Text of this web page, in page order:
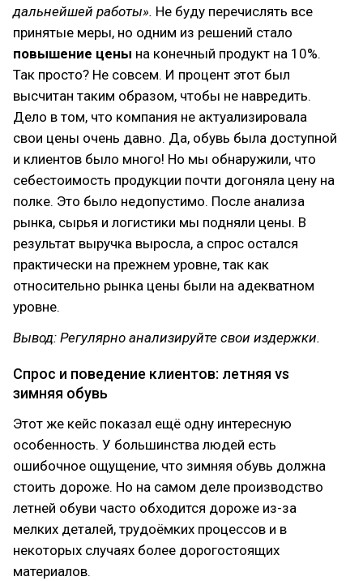
дальнейшей работы». Не буду перечислять все
принятые меры, но одним из решений стало
повышение цены на конечный продукт на 10%.
Так просто? Не совсем. И процент этот был
высчитан таким образом, чтобы не навредить.
Дело в том, что компания не актуализировала
свои цены очень давно. Да, обувь была доступной
и клиентов было много! Но мы обнаружили, что
себестоимость продукции почти догоняла цену на
полке. Это было недопустимо. После анализа
рынка, сырья и логистики мы подняли цены. В
результат выручка выросла, а спрос остался
практически на прежнем уровне, так как
относительно рынка цены были на адекватном
уровне.
Вывод: Регулярно анализируйте свои издержки.
Спрос и поведение клиентов: летняя vs
зимняя обувь
Этот же кейс показал ещё одну интересную
особенность. У большинства людей есть
ошибочное ощущение, что зимняя обувь должна
стоить дороже. Но на самом деле производство
летней обуви часто обходится дороже из-за
мелких деталей, трудоёмких процессов и в
некоторых случаях более дорогостоящих
материалов.